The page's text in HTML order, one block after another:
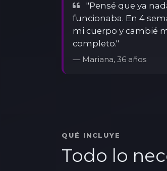
"Pensé que ya
funcionaba. En 4
mi cuerpo y cambié
completo."
— Mariana, 36 años
QUÉ INCLUYE
Todo lo